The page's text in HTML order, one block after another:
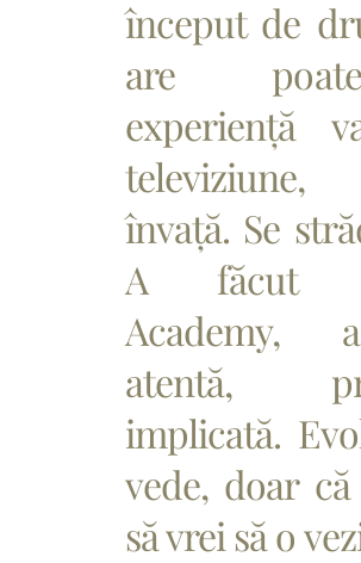
început de
are
experiență
învață. Se
A făcut
Academy,
atentă,
implicată.
vede, doar
să vrei să o